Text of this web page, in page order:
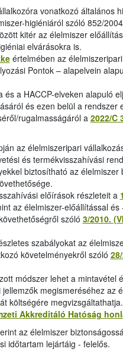
vonatkozó általános
higiéniáról szóló 852/
kitér az élelmiszer
elvárásokra is.
értelmében az
Pontok – alapelvein
és a HACCP-elveken alapuló
és ezen belül a rendszer
rugalmasságáról a 2022/C
az élelmiszeripari
és termékvisszahívási
biztosítható az
előírások részleteit a
az élelmiszer-előállítással és
szóló 3/2010.
szabályokat az
követelményekről szóló
módszer lehet a mintavétel
megismeréséhez az
költségére
Akkreditáló Hatóság
az élelmiszer
időtartam lejártáig - felelős.